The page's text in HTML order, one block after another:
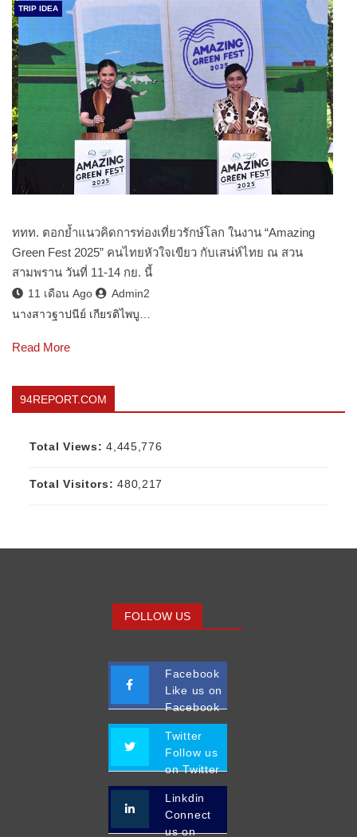
TRIP IDEA
ททท. ตอกย้ำแนวคิดการท่องเที่ยวรักษ์โลก ในงาน “Amazing
Green Fest 2025” คนไทยหัวใจเขียว กับเสน่ห์ไทย ณ สวน
สามพราน วันที่ 11-14 กย. นี้
11 เดือน Ago
Admin2
นางสาวฐาปนีย์ เกียรติไพบู…
Read More
94REPORT.COM
Total Views:4,445,776
Total Visitors:480,217
FOLLOW US
Facebook
Like us on
Facebook
Twitter
Follow us
on Twitter
Linkdin
Connect
us on